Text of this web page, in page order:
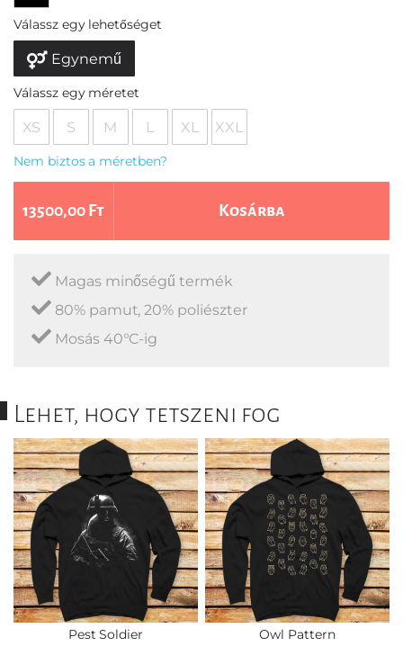
Válassz egy lehetőséget
Egynemű
Válassz egy méretet
XS S M L XL XXL
Nem biztos a méretben?
13500,00 Ft Kosárba
Magas minőségű termék
80% pamut, 20% poliészter
Mosás 40°C-ig
Lehet, hogy tetszeni fog
Pest Soldier Owl Pattern